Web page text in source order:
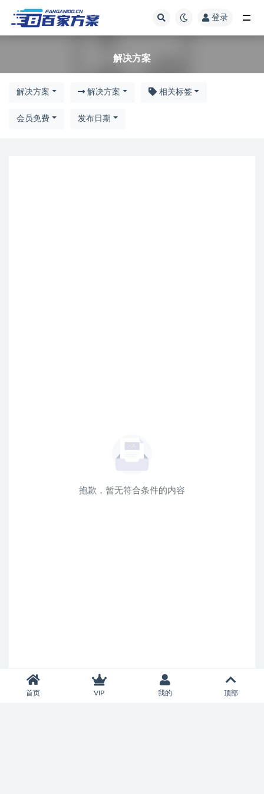
登录
解决方案
解决方案 解决方案 相关标签
会员免费 发布日期
抱歉，暂无符合条件的内容
首页 VIP 我的 顶部